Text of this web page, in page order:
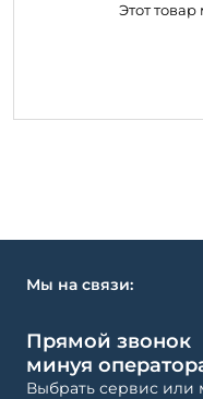
Этот
Мы на связи:
Прямой звонок
минуя
Выбрать сервис или